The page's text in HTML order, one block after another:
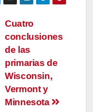
Cuatro
conclusiones
de las
primarias de
Wisconsin,
Vermont y
Minnesota